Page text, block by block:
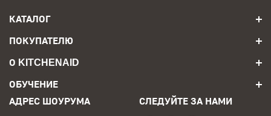
КАТАЛОГ
ПОКУПАТЕЛЮ
О KITCHENAID
ОБУЧЕНИЕ
АДРЕС ШОУРУМА
СЛЕДУЙТЕ ЗА НАМИ